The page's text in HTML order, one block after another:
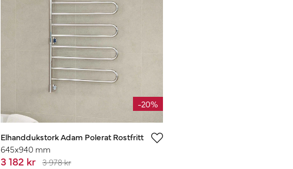
-20%
Elhanddukstork Adam Polerat Rostfritt
645x940 mm
3 182 kr 3 978 kr